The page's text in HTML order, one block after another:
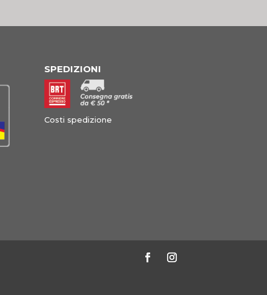
SPEDIZIONI
Costi spedizione